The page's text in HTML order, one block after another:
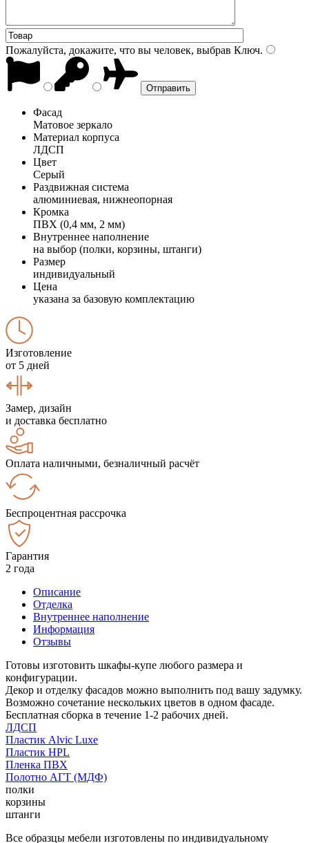
Пожалуйста, докажите, что вы человек, выбрав Ключ.
Фасад
Матовое зеркало
Материал корпуса
ЛДСП
Цвет
Серый
Раздвижная система
алюминиевая, нижнеопорная
Кромка
ПВХ (0,4 мм, 2 мм)
Внутреннее наполнение
на выбор (полки, корзины, штанги)
Размер
индивидуальный
Цена
указана за базовую комплектацию
Изготовление
от 5 дней
Замер, дизайн
и доставка бесплатно
Оплата наличными, безналичный расчёт
Беспроцентная рассрочка
Гарантия
2 года
Описание
Отделка
Внутреннее наполнение
Информация
Отзывы
Готовы изготовить шкафы-купе любого размера и
конфигурации.
Декор и отделку фасадов можно выполнить под вашу задумку.
Возможно сочетание нескольких цветов в одном фасаде.
Бесплатная сборка в течение 1-2 рабочих дней.
ЛДСП
Пластик Alvic Luxe
Пластик HPL
Пленка ПВХ
Полотно АГТ (МДФ)
полки
корзины
штанги
Все образцы мебели изготовлены по индивидуальному